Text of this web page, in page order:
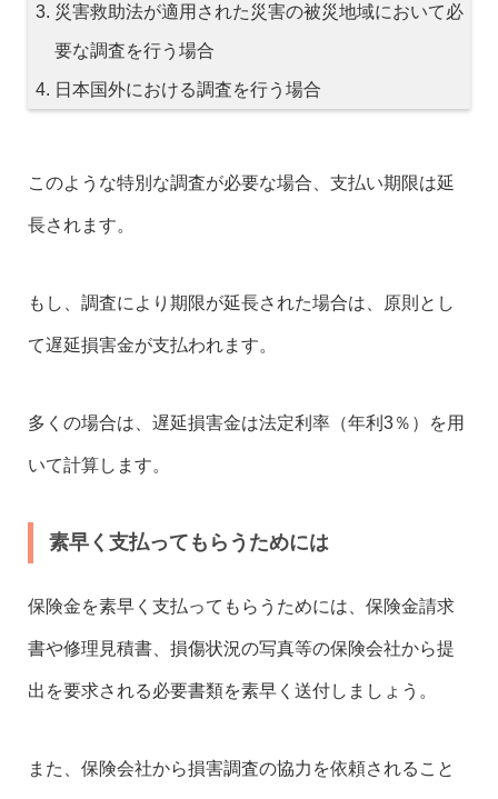
災害救助法が適用された災害の被災地域において必
要な調査を行う場合
日本国外における調査を行う場合
このような特別な調査が必要な場合、支払い期限は延
長されます。
もし、調査により期限が延長された場合は、原則とし
て遅延損害金が支払われます。
多くの場合は、遅延損害金は法定利率（年利3％）を用
いて計算します。
素早く支払ってもらうためには
保険金を素早く支払ってもらうためには、保険金請求
書や修理見積書、損傷状況の写真等の保険会社から提
出を要求される必要書類を素早く送付しましょう。
また、保険会社から損害調査の協力を依頼されること